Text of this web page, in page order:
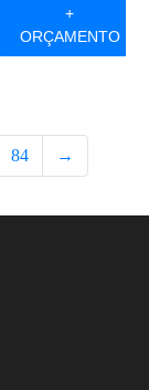
+
ORÇAMENTO
84 →